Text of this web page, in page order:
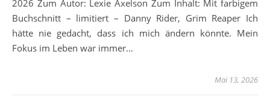
2026 Zum Autor: Lexie Axelson Zum Inhalt: Mit farbigem
Buchschnitt – limitiert – Danny Rider, Grim Reaper Ich
hätte nie gedacht, dass ich mich ändern könnte. Mein
Fokus im Leben war immer…
Mai 13, 2026